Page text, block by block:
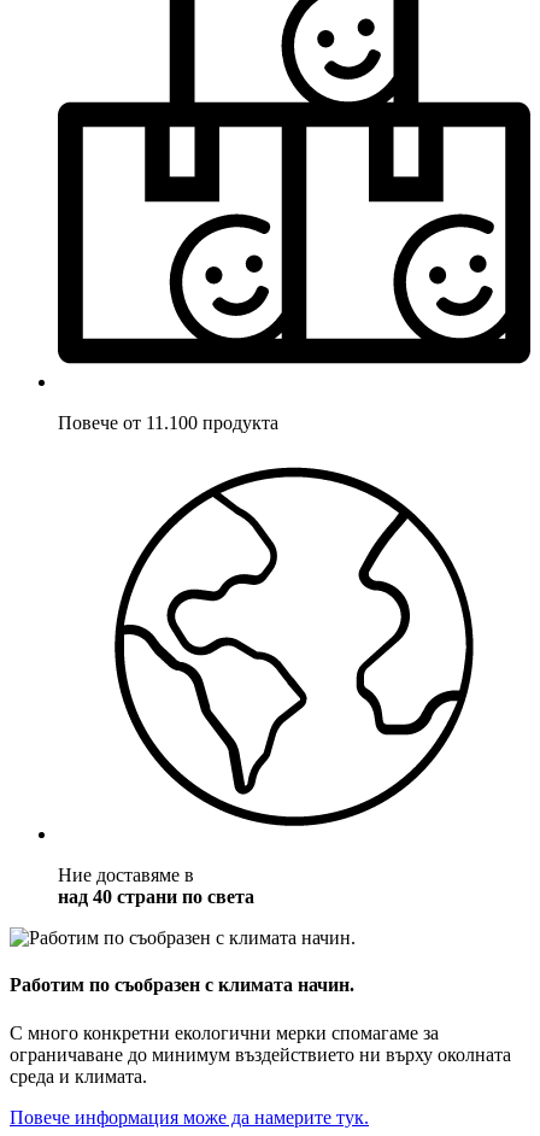
Повече от 11.100 продукта
Ние доставяме в
над 40 страни по света
Работим по съобразен с климата начин.
С много конкретни екологични мерки спомагаме за
ограничаване до минимум въздействието ни върху околната
среда и климата.
Повече информация може да намерите тук.